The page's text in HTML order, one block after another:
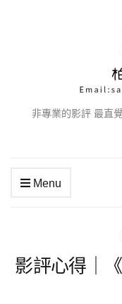
非專業的影評 最直
Menu
影評心得｜